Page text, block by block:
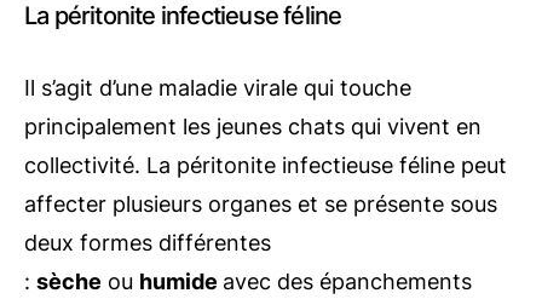
La péritonite infectieuse féline
Il s’agit d’une maladie virale qui touche
principalement les jeunes chats qui vivent en
collectivité. La péritonite infectieuse féline peut
affecter plusieurs organes et se présente sous
deux formes différentes
: sèche ou humide avec des épanchements